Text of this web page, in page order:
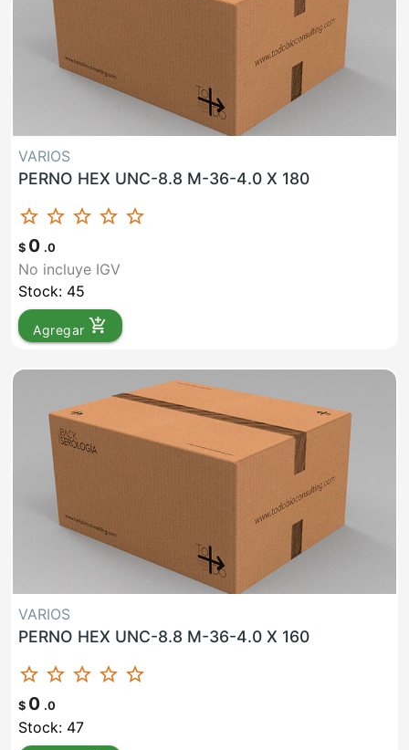
VARIOS
PERNO HEX UNC-8.8 M-36-4.0 X 180
star_border star_border star_border star_border star_border
$ 0 .0
No incluye IGV
Stock: 45
Agregar add_shopping_cart
VARIOS
PERNO HEX UNC-8.8 M-36-4.0 X 160
star_border star_border star_border star_border star_border
$ 0 .0
Stock: 47